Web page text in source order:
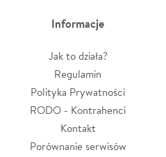
Informacje
Jak to działa?
Regulamin
Polityka Prywatności
RODO - Kontrahenci
Kontakt
Porównanie serwisów